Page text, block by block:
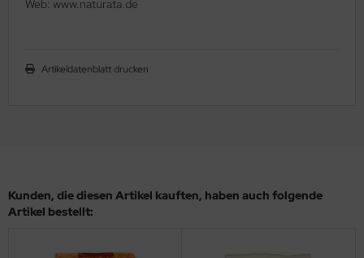
Web: www.naturata.de
Artikeldatenblatt drucken
Kunden, die diesen Artikel kauften, haben auch folgende
Artikel bestellt: